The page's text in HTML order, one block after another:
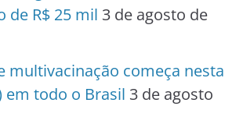
de R$ 25 mil 3 de agosto de
multivacinação começa nesta
em todo o Brasil 3 de agosto